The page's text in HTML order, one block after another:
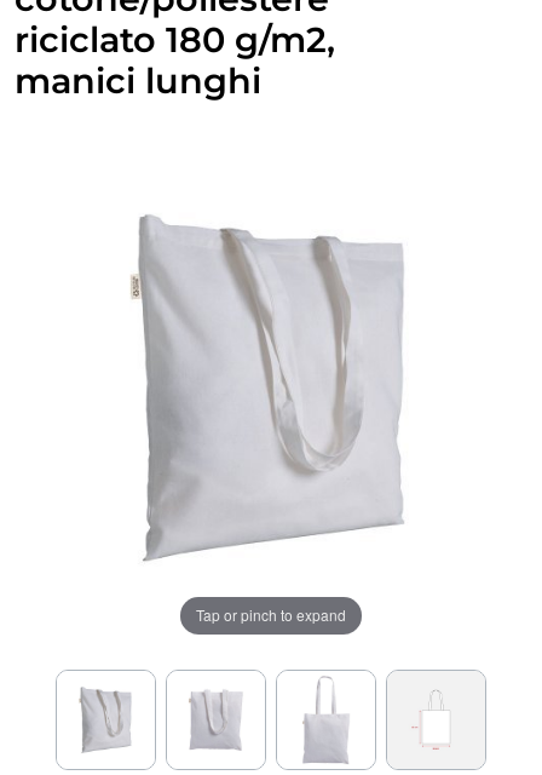
riciclato 180 g/m2,
manici lunghi
Tap or pinch to expand